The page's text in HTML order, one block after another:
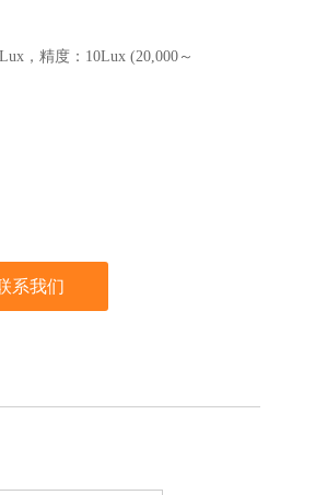
，精度：10Lux (20,000～
系我们